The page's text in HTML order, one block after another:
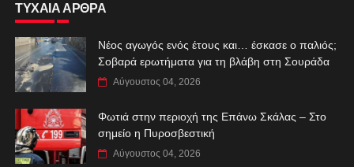
ΤΥΧΑΙΑ ΑΡΘΡΑ
Νέος αγωγός ενός έτους και… έσκασε ο παλιός;
Σοβαρά ερωτήματα για τη βλάβη στη Σουράδα
Αύγουστος 04, 2026
Φωτιά στην περιοχή της Επάνω Σκάλας – Στο
σημείο η Πυροσβεστική
Αύγουστος 04, 2026